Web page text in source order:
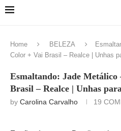
Home BELEZA
Color + Vai Brasil – Realce | Unhas
Esmaltando: Jade
Brasil – Realce | Unhas
by Carolina Carvalho 19